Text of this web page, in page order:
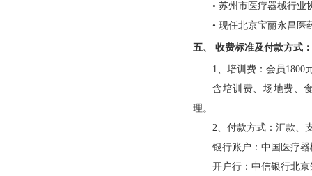
• 苏州市医疗器械行业
• 现任北京宝丽永昌医
五、 收费标准及付款方式：
1、培训费：会员1800
含培训费、场地费、
理。
2、付款方式：汇款、
银行账户：中国医疗
开户行：中信银行北